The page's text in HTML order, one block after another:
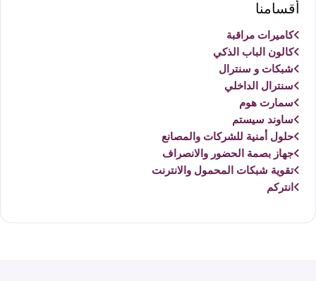
أقسامنا
كاميرات مراقبة
كالون الباب الذكي
شبكات و سنترال
سنترال الداخلي
سمارت هوم
ساوند سيستم
حلول أمنية للشركات والمصانع
جهاز بصمة الحضور والانصراف
تقوية شبكات المحمول والانترنت
انتركم